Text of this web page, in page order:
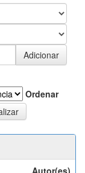
Ordenar
Autor(es)